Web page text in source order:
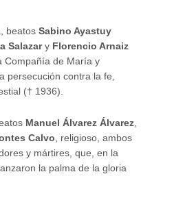
beatos Sabino Ayastuy
Salazary Florencio Arnaiz
Compañía de María y
persecución contra la fe,
(† 1936).
Manuel Álvarez Álvarez,
Calvo, religioso, ambos
y mártires, que, en la
la palma de la gloria